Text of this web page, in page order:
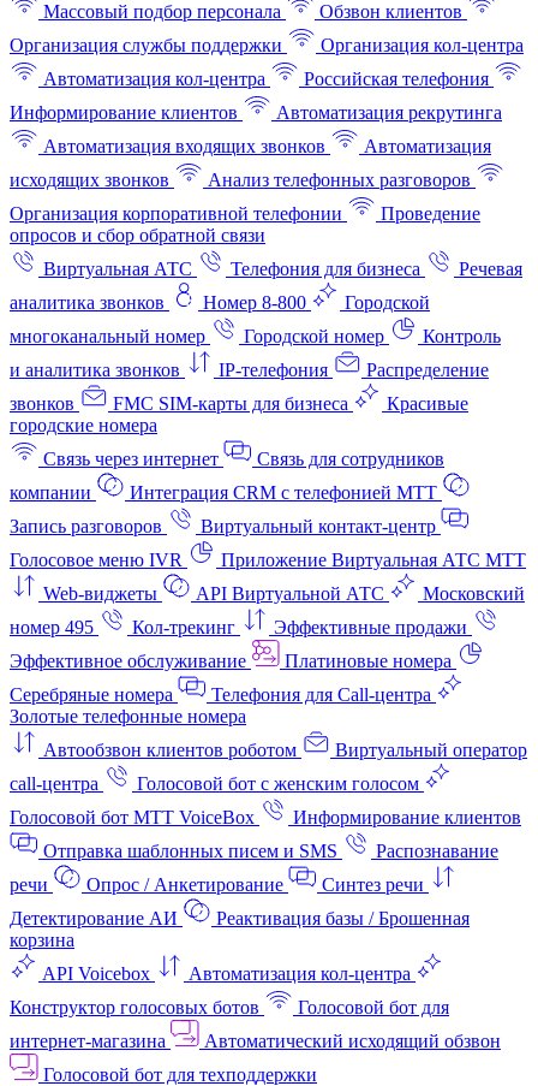
Массовый подбор персонала
Обзвон клиентов
Организация службы поддержки
Организация кол-центра
Автоматизация кол-центра
Российская телефония
Информирование клиентов
Автоматизация рекрутинга
Автоматизация входящих звонков
Автоматизация
исходящих звонков
Анализ телефонных разговоров
Организация корпоративной телефонии
Проведение
опросов и сбор обратной связи
Виртуальная АТС
Телефония для бизнеса
Речевая
аналитика звонков
Номер 8-800
Городской
многоканальный номер
Городской номер
Контроль
и аналитика звонков
IP-телефония
Распределение
звонков
FMC SIM-карты для бизнеса
Красивые
городские номера
Связь через интернет
Связь для сотрудников
компании
Интеграция CRM с телефонией МТТ
Запись разговоров
Виртуальный контакт‑центр
Голосовое меню IVR
Приложение Виртуальная АТС МТТ
Web-виджеты
API Виртуальной АТС
Московский
номер 495
Кол-трекинг
Эффективные продажи
Эффективное обслуживание
Платиновые номера
Серебряные номера
Телефония для Call-центра
Золотые телефонные номера
Автообзвон клиентов роботом
Виртуальный оператор
call-центра
Голосовой бот с женским голосом
Голосовой бот МТТ VoiceBox
Информирование клиентов
Отправка шаблонных писем и SMS
Распознавание
речи
Опрос / Анкетирование
Синтез речи
Детектирование АИ
Реактивация базы / Брошенная
корзина
API Voicebox
Автоматизация кол‑центра
Конструктор голосовых ботов
Голосовой бот для
интернет‑магазина
Автоматический исходящий обзвон
Голосовой бот для техподдержки